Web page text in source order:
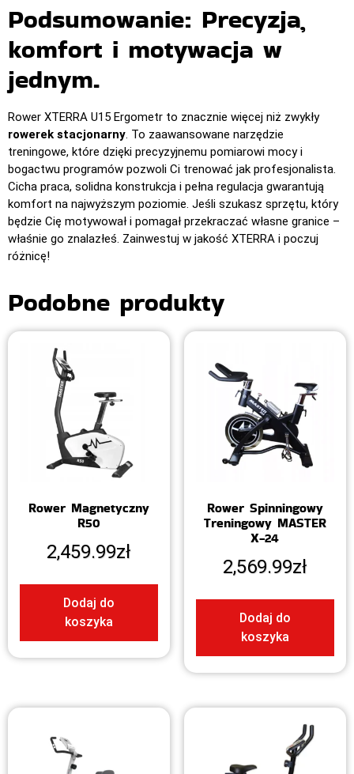
Podsumowanie: Precyzja,
komfort i motywacja w
jednym.
Rower XTERRA U15 Ergometr to znacznie więcej niż zwykły
rowerek stacjonarny. To zaawansowane narzędzie
treningowe, które dzięki precyzyjnemu pomiarowi mocy i
bogactwu programów pozwoli Ci trenować jak profesjonalista.
Cicha praca, solidna konstrukcja i pełna regulacja gwarantują
komfort na najwyższym poziomie. Jeśli szukasz sprzętu, który
będzie Cię motywował i pomagał przekraczać własne granice –
właśnie go znalazłeś. Zainwestuj w jakość XTERRA i poczuj
różnicę!
Podobne produkty
Rower Magnetyczny
R50
2,459.99zł
Dodaj do
koszyka
Rower Spinningowy
Treningowy MASTER
X-24
2,569.99zł
Dodaj do
koszyka